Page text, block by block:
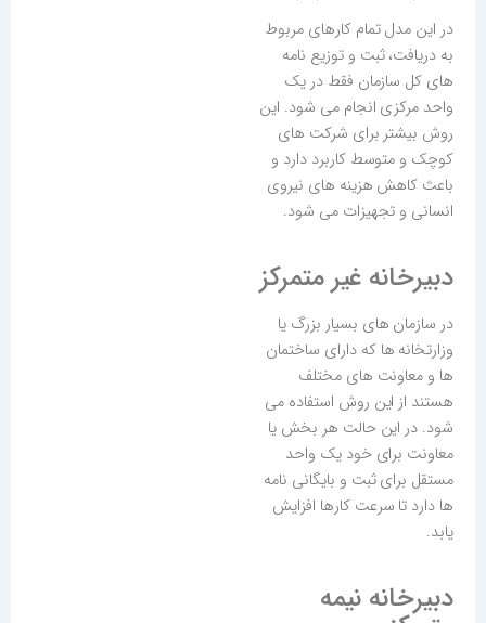
در این مدل تمام کارهای مربوط
به دریافت، ثبت و توزیع نامه
های کل سازمان فقط در یک
واحد مرکزی انجام می شود. این
روش بیشتر برای شرکت های
کوچک و متوسط کاربرد دارد و
باعث کاهش هزینه های نیروی
انسانی و تجهیزات می شود.
دبیرخانه غیر متمرکز
در سازمان های بسیار بزرگ یا
وزارتخانه ها که دارای ساختمان
ها و معاونت های مختلف
هستند از این روش استفاده می
شود. در این حالت هر بخش یا
معاونت برای خود یک واحد
مستقل برای ثبت و بایگانی نامه
ها دارد تا سرعت کارها افزایش
یابد.
دبیرخانه نیمه